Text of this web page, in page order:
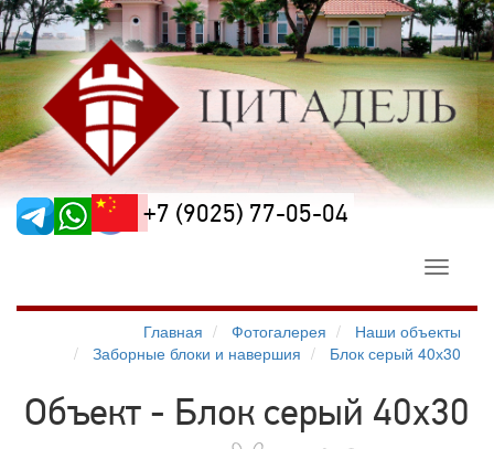
+7 (9025) 77-05-04
Toggle
Главная
Фотогалерея
Наши объекты
Заборные блоки и навершия
Блок серый 40х30
Объект - Блок серый 40х30